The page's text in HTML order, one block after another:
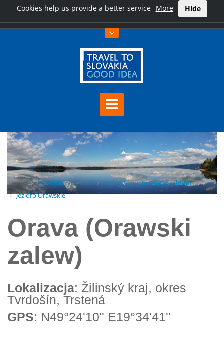
Cookies help us provide a better service More Hide
Home Co zobaczyć i robić
Odkrywamy Słowację z domu
Jezioro Orawskie
Orava (Orawski
zalew)
Lokalizacja: Žilinský kraj, okres
Tvrdošín, Trstená
GPS: N49°24'10'' E19°34'41''